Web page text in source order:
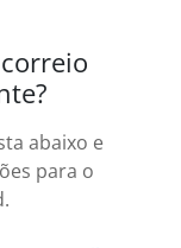
abaixo e
para o